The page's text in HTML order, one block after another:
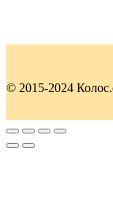
© 2015-2024